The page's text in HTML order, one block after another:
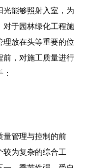
光能够照射入室，为
对于园林绿化工程施
理放在头等重要的位
前，对施工质量进行
管理与控制的前
较为复杂的综合工